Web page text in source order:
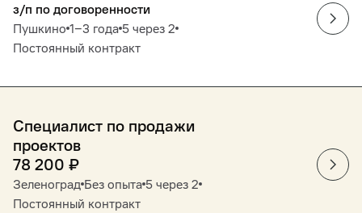
з/п по договоренности
Пушкино 1‒3 года 5 через 2
Постоянный контракт
Специалист по продажи
проектов
78 200 ₽
Зеленоград Без опыта 5 через 2
Постоянный контракт